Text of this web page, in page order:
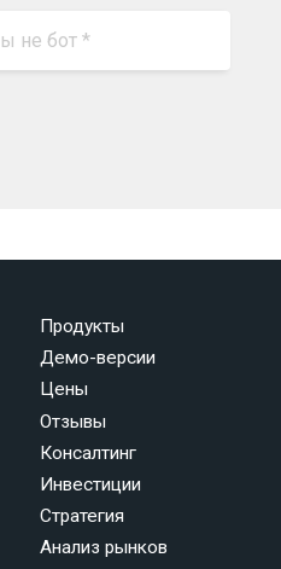
Продукты
Демо-версии
Цены
Отзывы
Консалтинг
Инвестиции
Стратегия
Анализ рынков